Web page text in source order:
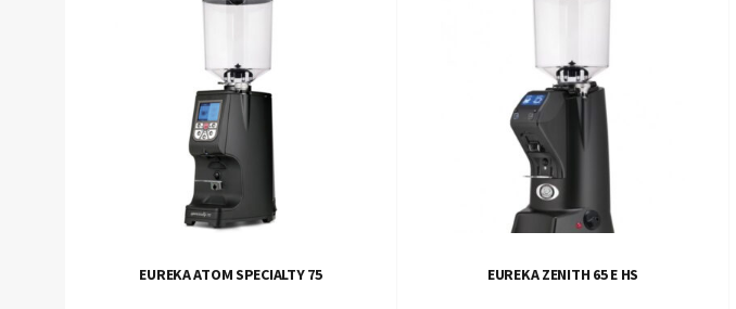
EUREKA ATOM SPECIALTY 75 EUREKA ZENITH 65 E HS